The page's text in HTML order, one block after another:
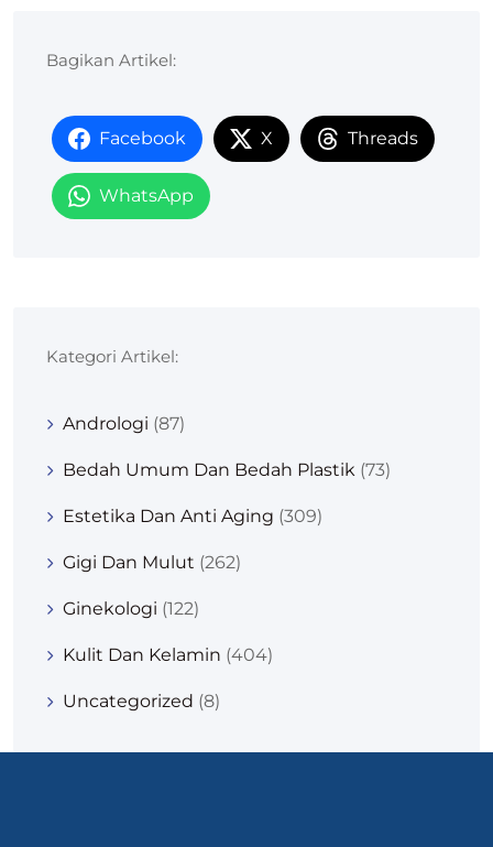
Bagikan Artikel:
Facebook X Threads
WhatsApp
Kategori Artikel:
Andrologi (87)
Bedah Umum Dan Bedah Plastik (73)
Estetika Dan Anti Aging (309)
Gigi Dan Mulut (262)
Ginekologi (122)
Kulit Dan Kelamin (404)
Uncategorized (8)